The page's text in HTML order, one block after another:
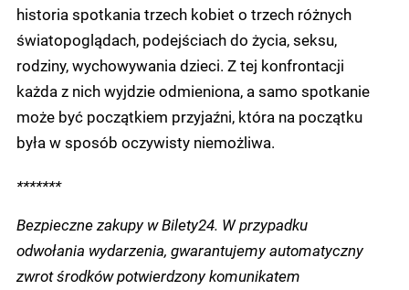
historia spotkania trzech kobiet o trzech różnych
światopoglądach, podejściach do życia, seksu,
rodziny, wychowywania dzieci. Z tej konfrontacji
każda z nich wyjdzie odmieniona, a samo spotkanie
może być początkiem przyjaźni, która na początku
była w sposób oczywisty niemożliwa.
*******
Bezpieczne zakupy w Bilety24. W przypadku
odwołania wydarzenia, gwarantujemy automatyczny
zwrot środków potwierdzony komunikatem